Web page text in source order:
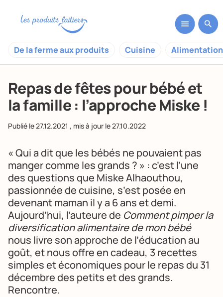
De la ferme aux produits Cuisine
Repas de fêtes pour bébé et
la famille : l’approche Miske !
Publié le27.12.2021 , mis à jour le27.10.2022
« Qui a dit que les bébés ne pouvaient pas
manger comme les grands ? » : c’est l’une
des questions que Miske Alhaouthou,
passionnée de cuisine, s’est posée en
devenant maman il y a 6 ans et demi.
Aujourd’hui, l’auteure de Comment pimper la
diversification alimentaire de mon bébé
nous livre son approche de l’éducation au
goût, et nous offre en cadeau, 3 recettes
simples et économiques pour le repas du 31
décembre des petits et des grands.
Rencontre.